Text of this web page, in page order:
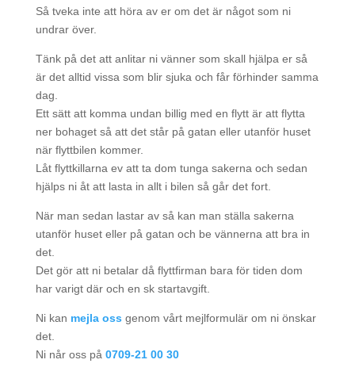
Så tveka inte att höra av er om det är något som ni
undrar över.
Tänk på det att anlitar ni vänner som skall hjälpa er så
är det alltid vissa som blir sjuka och får förhinder samma
dag.
Ett sätt att komma undan billig med en flytt är att flytta
ner bohaget så att det står på gatan eller utanför huset
när flyttbilen kommer.
Låt flyttkillarna ev att ta dom tunga sakerna och sedan
hjälps ni åt att lasta in allt i bilen så går det fort.
När man sedan lastar av så kan man ställa sakerna
utanför huset eller på gatan och be vännerna att bra in
det.
Det gör att ni betalar då flyttfirman bara för tiden dom
har varigt där och en sk startavgift.
Ni kan mejla oss genom vårt mejlformulär om ni önskar
det.
Ni når oss på 0709-21 00 30